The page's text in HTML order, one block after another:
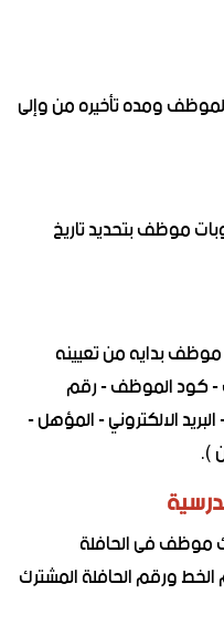
ومده تأخيره من وإلى
موظف بتحديد تاريخ
بدايه من تعيينه
- كود الموظف - رقم
الالكتروني - المؤهل -
).
موظف فى الحافلة
ورقم الحافلة المشترك